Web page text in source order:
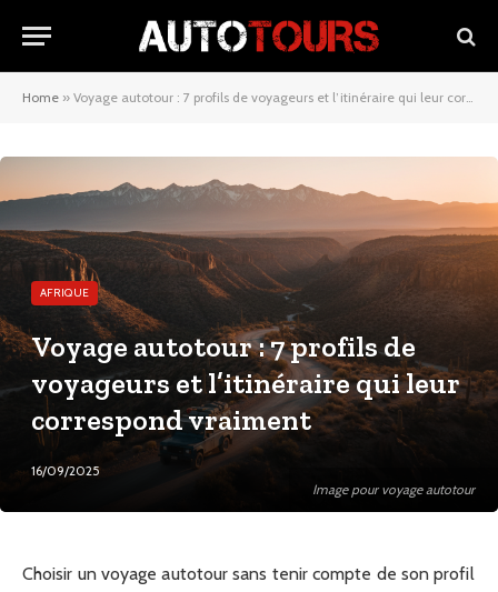
Home » Voyage autotour : 7 profils de voyageurs et l’itinéraire qui leur correspond vraiment
Image pour voyage autotour
AFRIQUE
Voyage autotour : 7 profils de
voyageurs et l’itinéraire qui leur
correspond vraiment
16/09/2025
Choisir un voyage autotour sans tenir compte de son profil